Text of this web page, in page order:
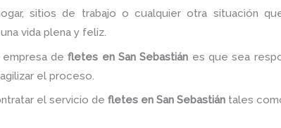
sitios de trabajo o cualquier otra situación
vida plena y feliz.
de fletes en San Sebastián es que sea
el proceso.
el servicio de fletes en San Sebastián tales